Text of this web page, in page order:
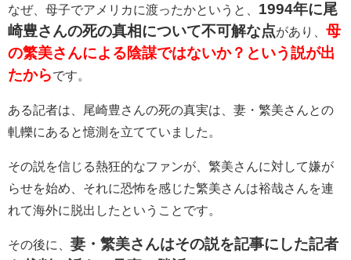
なぜ、母子でアメリカに渡ったかというと、 1994年に尾
崎豊さんの死の真相について不可解な点があり、 母
の繁美さんによる陰謀ではないか？という説が出
たからです。
ある記者は、尾崎豊さんの死の真実は、妻・繁美さんとの
軋轢にあると憶測を立てていました。
その説を信じる熱狂的なファンが、繁美さんに対して嫌が
らせを始め、それに恐怖を感じた繁美さんは裕哉さんを連
れて海外に脱出したということです。
その後に、 妻・繁美さんはその説を記事にした記者